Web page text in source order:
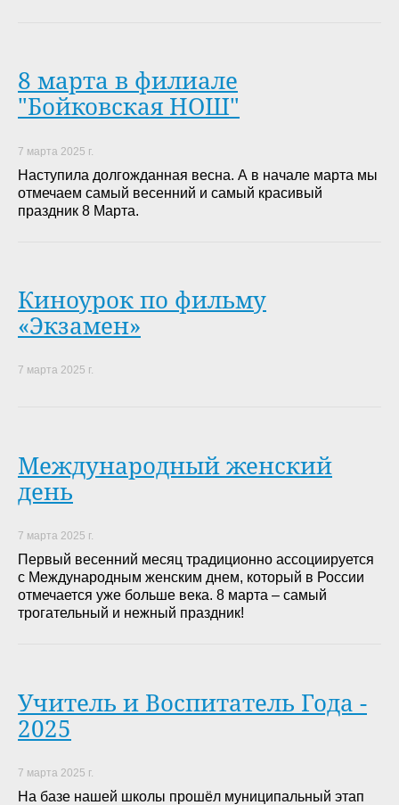
8 марта в филиале
"Бойковская НОШ"
7 марта 2025 г.
Наступила долгожданная весна. А в начале марта мы
отмечаем самый весенний и самый красивый
праздник 8 Марта.
Киноурок по фильму
«Экзамен»
7 марта 2025 г.
Международный женский
день
7 марта 2025 г.
Первый весенний месяц традиционно ассоциируется
с Международным женским днем, который в России
отмечается уже больше века. 8 марта – самый
трогательный и нежный праздник!
Учитель и Воспитатель Года -
2025
7 марта 2025 г.
На базе нашей школы прошёл муниципальный этап